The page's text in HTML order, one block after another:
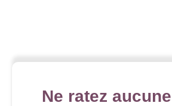
Ne ratez